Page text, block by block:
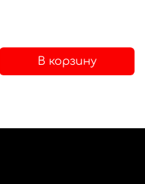
В корзину